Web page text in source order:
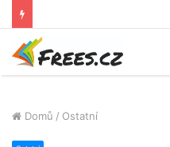
Domů / Ostatní